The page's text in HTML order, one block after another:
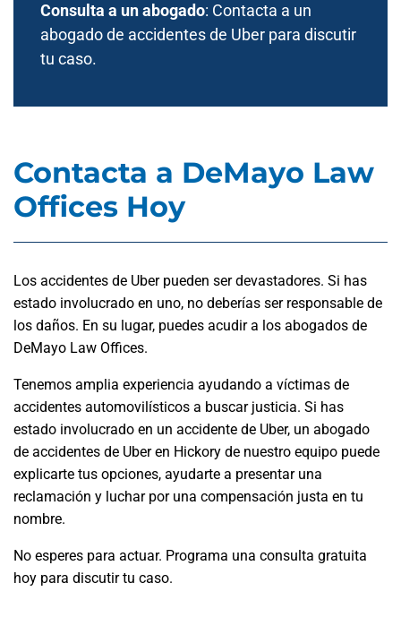
Consulta a un abogado: Contacta a un
abogado de accidentes de Uber para discutir
tu caso.
Contacta a DeMayo Law
Offices Hoy
Los accidentes de Uber pueden ser devastadores. Si has
estado involucrado en uno, no deberías ser responsable de
los daños. En su lugar, puedes acudir a los abogados de
DeMayo Law Offices.
Tenemos amplia experiencia ayudando a víctimas de
accidentes automovilísticos a buscar justicia. Si has
estado involucrado en un accidente de Uber, un abogado
de accidentes de Uber en Hickory de nuestro equipo puede
explicarte tus opciones, ayudarte a presentar una
reclamación y luchar por una compensación justa en tu
nombre.
No esperes para actuar. Programa una consulta gratuita
hoy para discutir tu caso.